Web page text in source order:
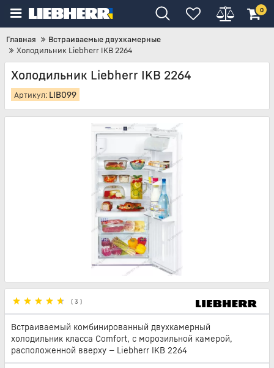
0
Главная
Встраиваемые двухкамерные
Холодильник Liebherr IKB 2264
Холодильник Liebherr IKB 2264
Артикул: LIB099
( 3 )
Встраиваемый комбинированный двухкамерный
холодильник класса Comfort, с морозильной камерой,
расположенной вверху — Liebherr IKB 2264